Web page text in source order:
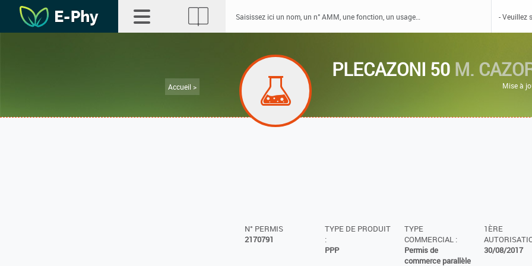
Accueil >
PLECAZONI 50 M.
Mise à
N° PERMIS
2170791
TYPE DE PRODUIT
:
PPP
TYPE
COMMERCIAL :
Permis de
commerce parallèle
1ÈRE
30/08/2017